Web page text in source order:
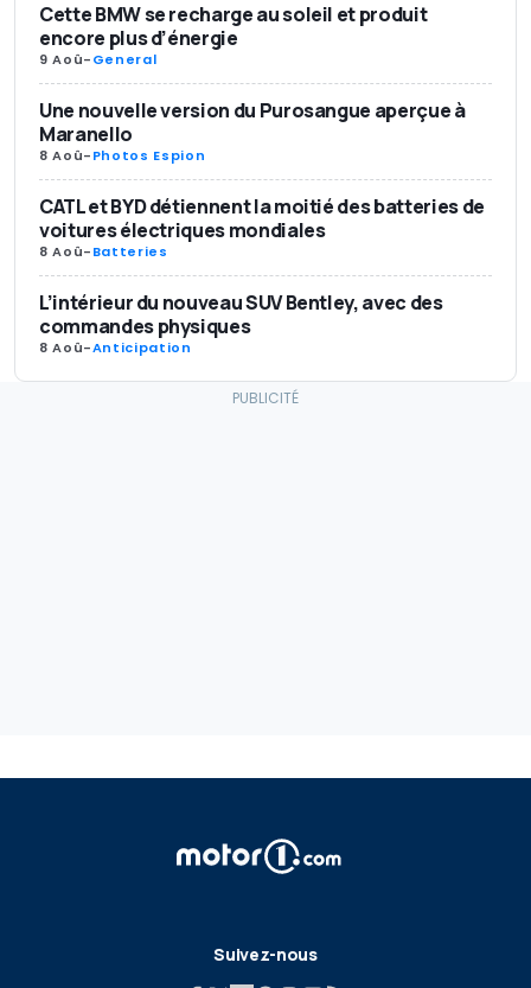
Cette BMW se recharge au soleil et produit
encore plus d’énergie
9 Aoû-General
Une nouvelle version du Purosangue aperçue à
Maranello
8 Aoû-Photos Espion
CATL et BYD détiennent la moitié des batteries de
voitures électriques mondiales
8 Aoû-Batteries
L’intérieur du nouveau SUV Bentley, avec des
commandes physiques
8 Aoû-Anticipation
Suivez-nous